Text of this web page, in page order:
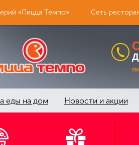
«Пицца Темпо» Сеть
еды на дом Новости и акции